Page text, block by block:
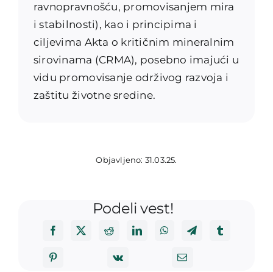
ravnopravnošću, promovisanjem mira
i stabilnosti), kao i principima i
ciljevima Akta o kritičnim mineralnim
sirovinama (CRMA), posebno imajući u
vidu promovisanje održivog razvoja i
zaštitu životne sredine.
Objavljeno: 31.03.25.
Podeli vest!